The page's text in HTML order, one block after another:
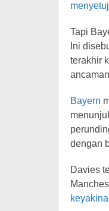
Tapi
Ini
terakhir
Bayern
dengan
Davies